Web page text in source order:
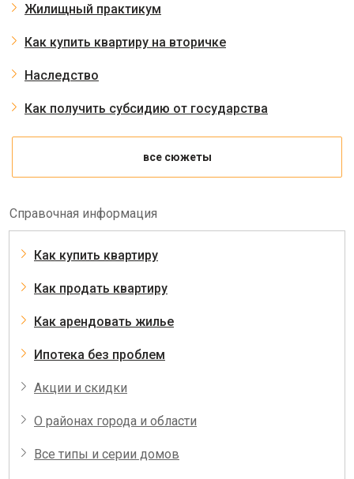
Жилищный практикум
Как купить квартиру на вторичке
Наследство
Как получить субсидию от государства
все сюжеты
Справочная информация
Как купить квартиру
Как продать квартиру
Как арендовать жилье
Ипотека без проблем
Акции и скидки
О районах города и области
Все типы и серии домов